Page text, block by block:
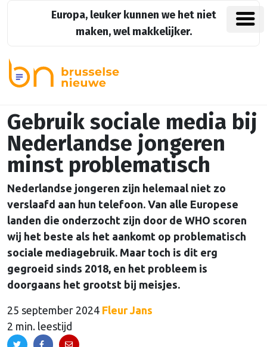
Europa, leuker kunnen we het niet
maken, wel makkelijker.
Gebruik sociale media bij
Nederlandse jongeren
minst problematisch
Nederlandse jongeren zijn helemaal niet zo
verslaafd aan hun telefoon. Van alle Europese
landen die onderzocht zijn door de WHO scoren
wij het beste als het aankomt op problematisch
sociale mediagebruik. Maar toch is dit erg
gegroeid sinds 2018, en het probleem is
doorgaans het grootst bij meisjes.
25 september 2024 Fleur Jans
2 min. leestijd